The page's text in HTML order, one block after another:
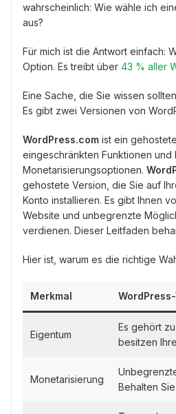
wahrscheinlich: Wie wähle ich
aus?
Für mich ist die Antwort einfach:
Option. Es treibt über 43 % aller
Eine Sache, die Sie wissen
Es gibt zwei Versionen von
WordPress.com ist ein
eingeschränkten Funktionen und
Monetarisierungsoptionen.
gehostete Version, die Sie auf
Konto installieren. Es gibt Ihnen
Website und unbegrenzte
verdienen. Dieser Leitfaden
Hier ist, warum es die richtige
Merkmal
Eigentum
Es gehört
besitzen
Monetarisierung
Behalten